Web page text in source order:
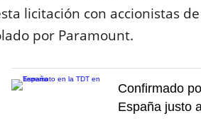
licitación con accionistas
por Paramount.
Confirmado
España justo